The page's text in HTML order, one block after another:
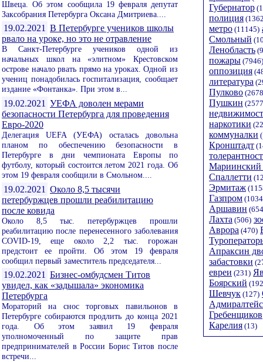
Швеца. Об этом сообщила 19 февраля депутат
Заксобрания Петербурга Оксана Дмитриева....
19.02.2021 В Петербурге учеников школы
рвало на уроке, но это не отравление
В Санкт-Петербурге учеников одной из
начальных школ на «элитном» Крестовском
острове начало рвать прямо на уроках. Одной из
учениц понадобилась госпитализация, сообщает
издание «Фонтанка». При этом в...
19.02.2021 УЕФА доволен мерами
безопасности Петербурга для проведения
Евро-2020
Делегация UEFA (УЕФА) осталась довольна
планом по обеспечению безопасности в
Петербурге в дни чемпионата Европы по
футболу, который состоится летом 2021 года. Об
этом 19 февраля сообщили в Смольном....
19.02.2021 Около 8,5 тысячи
петербуржцев прошли реабилитацию
после ковида
Около 8,5 тыс. петербуржцев прошли
реабилитацию после перенесенного заболевания
COVID-19, еще около 2,2 тыс. горожан
предстоит ее пройти. Об этом 19 февраля
сообщил первый заместитель председателя...
19.02.2021 Бизнес-омбудсмен Титов
увидел, как «задышала» экономика
Петербурга
Мораторий на снос торговых павильонов в
Петербурге собираются продлить до конца 2021
года. Об этом заявил 19 февраля
уполномоченный по защите прав
предпринимателей в России Борис Титов после
встречи...
Губернатор
полиция
метро (11145)
Смольный
Ленобласть
пожары (7946)
оппозиция
литература
Пулково
Пушкин
наркотики
коммуналки
Кронштадт
Мариинский
Спаллетти
Эрмитаж
Газпром
Аршавин
Лахта (506)
Аврора (470)
Апраксин
забастовки
евреи (231)
Боярский
Шевчук (127)
Гребенщиков
Карелия (13)